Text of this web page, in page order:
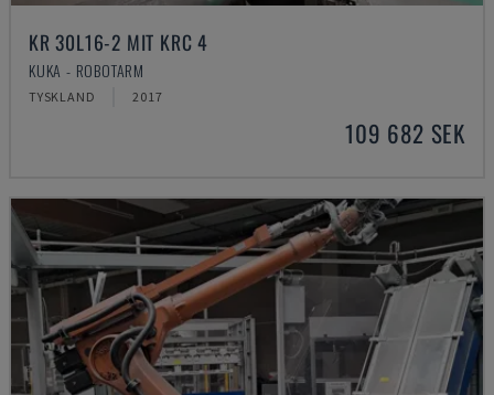
KR 30L16-2 MIT KRC 4
KUKA - ROBOTARM
TYSKLAND 2017
109 682 SEK